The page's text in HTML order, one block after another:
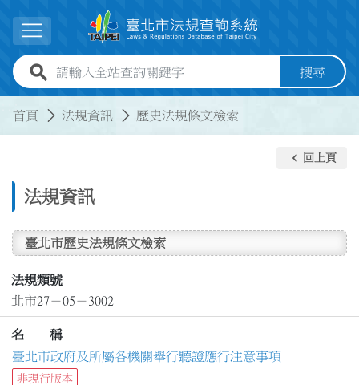
展開選單
全站查詢關鍵字欄位 搜尋
首頁 法規資訊 歷史法規條文檢索
法規資訊
keyboard_arrow_left 回上頁
臺北市歷史法規條文檢索
法規類號
北市27－05－3002
名 稱
臺北市政府及所屬各機關舉行聽證應行注意事項
非現行版本